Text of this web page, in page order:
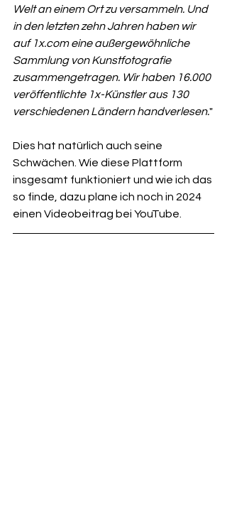
Welt an einem Ort zu versammeln. Und
in den letzten zehn Jahren haben wir
auf 1x.com eine außergewöhnliche
Sammlung von Kunstfotografie
zusammengetragen. Wir haben 16.000
veröffentlichte 1x-Künstler aus 130
verschiedenen Ländern handverlesen."
Dies hat natürlich auch seine
Schwächen. Wie diese Plattform
insgesamt funktioniert und wie ich das
so finde, dazu plane ich noch in 2024
einen Videobeitrag bei YouTube.